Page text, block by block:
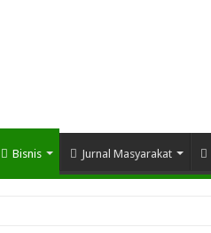
Bisnis Jurnal Masyarakat